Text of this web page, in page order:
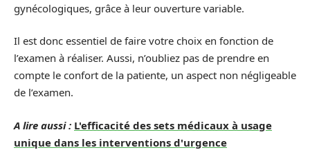
gynécologiques, grâce à leur ouverture variable.
Il est donc essentiel de faire votre choix en fonction de
l’examen à réaliser. Aussi, n’oubliez pas de prendre en
compte le confort de la patiente, un aspect non négligeable
de l’examen.
A lire aussi : L'efficacité des sets médicaux à usage
unique dans les interventions d'urgence